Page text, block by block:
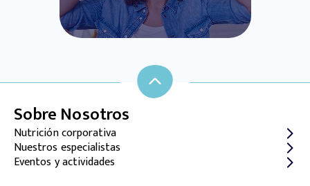
Sobre Nosotros
Nutrición corporativa
Nuestros especialistas
Eventos y actividades